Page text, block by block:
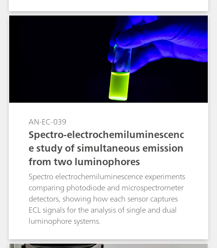
AN-EC-039
Spectro-electrochemiluminescenc
e study of simultaneous emission
from two luminophores
Spectro electrochemiluminescence experiments
comparing photodiode and microspectrometer
detectors, showing how each sensor captures
ECL signals for the analysis of single and dual
luminophore systems.